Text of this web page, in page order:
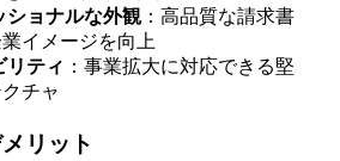
ショナルな外観：高品質な請求書
イメージを向上
リティ ：事業拡大に対応できる堅
チャ
リット